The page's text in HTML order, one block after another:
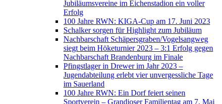
Jubiläumsvereine im Eichenstadion ein voller
Erfolg
100 Jahre RWN: KIGA-Cup am 17. Juni 2023
Schalker sorgen für Highlight zum Jubiläum
Nachbarschaft Schäpersgraben/Vogelsangweg
siegt beim Höketurnier 2023 – 3:1 Erfolg gegen
Nachbarschaft Brandenburg im Finale
Pfingstlager in Drewer im Jahr 2023 –
Jugendabteilung erlebt vier unvergessliche Tage
im Sauerland
100 Jahre RWN: Ein Dorf feiert seinen
Sportverein – Grandioser Familientag am 7. Mai